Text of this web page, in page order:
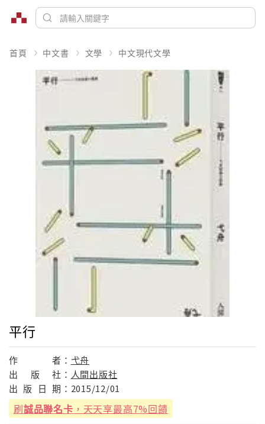
首頁 中文書 文學 中文現代文學
平行
作 者： 弋舟
出
版 社： 人間出版社
出 版 日 期： 2015/12/01
刷誠品聯名卡 ，天天享最高7%回饋